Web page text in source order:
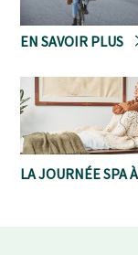
EN SAVOIR PLUS
LA JOURNÉE SPA